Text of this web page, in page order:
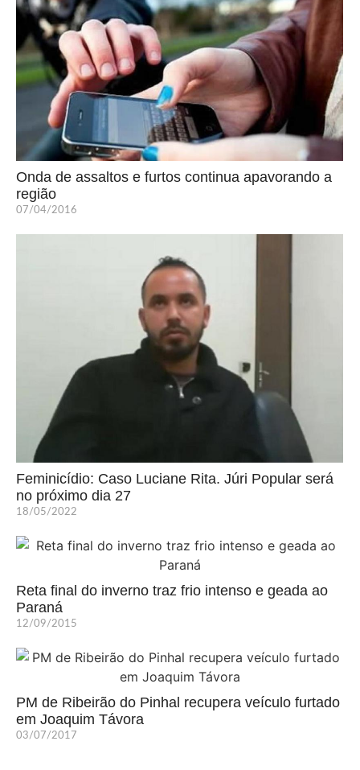
Onda de assaltos e furtos continua apavorando a
região
07/04/2016
Feminicídio: Caso Luciane Rita. Júri Popular será
no próximo dia 27
18/05/2022
Reta final do inverno traz frio intenso e geada ao
Paraná
12/09/2015
PM de Ribeirão do Pinhal recupera veículo furtado
em Joaquim Távora
03/07/2017